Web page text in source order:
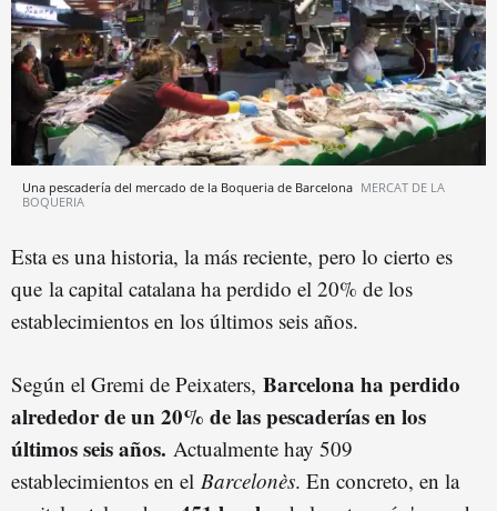
Una pescadería del mercado de la Boqueria de Barcelona MERCAT DE LA
BOQUERIA
Esta es una historia, la más reciente, pero lo cierto es
que la capital catalana ha perdido el 20% de los
establecimientos en los últimos seis años.
Según el Gremi de Peixaters, Barcelona ha perdido
alrededor de un 20% de las pescaderías en los
últimos seis años. Actualmente hay 509
establecimientos en el Barcelonès. En concreto, en la